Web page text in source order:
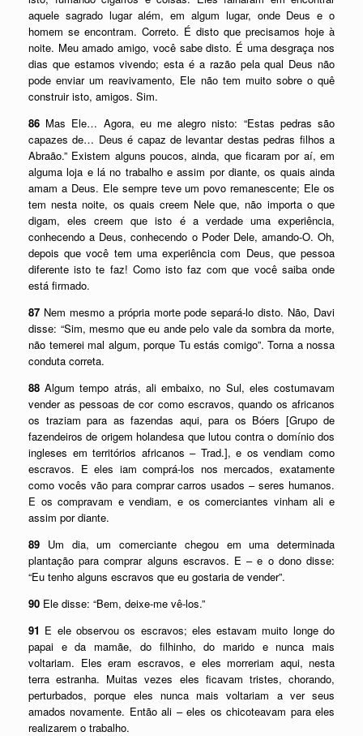
aquele sagrado lugar além, em algum lugar, onde Deus e o
homem se encontram. Correto. É disto que precisamos hoje à
noite. Meu amado amigo, você sabe disto. É uma desgraça nos
dias que estamos vivendo; esta é a razão pela qual Deus não
pode enviar um reavivamento, Ele não tem muito sobre o quê
construir isto, amigos. Sim.
86 Mas Ele… Agora, eu me alegro nisto: “Estas pedras são
capazes de… Deus é capaz de levantar destas pedras filhos a
Abraão.” Existem alguns poucos, ainda, que ficaram por aí, em
alguma loja e lá no trabalho e assim por diante, os quais ainda
amam a Deus. Ele sempre teve um povo remanescente; Ele os
tem nesta noite, os quais creem Nele que, não importa o que
digam, eles creem que isto é a verdade uma experiência,
conhecendo a Deus, conhecendo o Poder Dele, amando-O. Oh,
depois que você tem uma experiência com Deus, que pessoa
diferente isto te faz! Como isto faz com que você saiba onde
está firmado.
87 Nem mesmo a própria morte pode separá-lo disto. Não, Davi
disse: “Sim, mesmo que eu ande pelo vale da sombra da morte,
não temerei mal algum, porque Tu estás comigo”. Torna a nossa
conduta correta.
88 Algum tempo atrás, ali embaixo, no Sul, eles costumavam
vender as pessoas de cor como escravos, quando os africanos
os traziam para as fazendas aqui, para os Bóers [Grupo de
fazendeiros de origem holandesa que lutou contra o domínio dos
ingleses em territórios africanos – Trad.], e os vendiam como
escravos. E eles iam comprá-los nos mercados, exatamente
como vocês vão para comprar carros usados – seres humanos.
E os compravam e vendiam, e os comerciantes vinham ali e
assim por diante.
89 Um dia, um comerciante chegou em uma determinada
plantação para comprar alguns escravos. E – e o dono disse:
“Eu tenho alguns escravos que eu gostaria de vender”.
90 Ele disse: “Bem, deixe-me vê-los.”
91 E ele observou os escravos; eles estavam muito longe do
papai e da mamãe, do filhinho, do marido e nunca mais
voltariam. Eles eram escravos, e eles morreriam aqui, nesta
terra estranha. Muitas vezes eles ficavam tristes, chorando,
perturbados, porque eles nunca mais voltariam a ver seus
amados novamente. Então ali – eles os chicoteavam para eles
realizarem o trabalho.